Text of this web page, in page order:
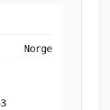
Norge